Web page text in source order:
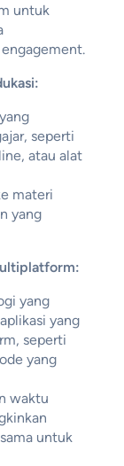
untuk
seperti
atau alat
materi
yang
yang
yang
seperti
yang
waktu
untuk